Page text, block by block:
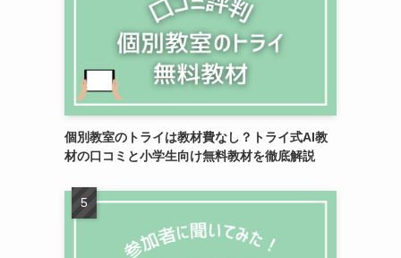
個別教室のトライは教材費なし？トライ式AI教
材の口コミと小学生向け無料教材を徹底解説